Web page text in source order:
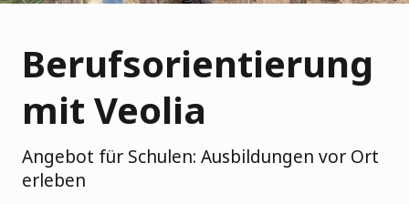
Berufsorientierung
mit Veolia
Angebot für Schulen: Ausbildungen vor Ort
erleben